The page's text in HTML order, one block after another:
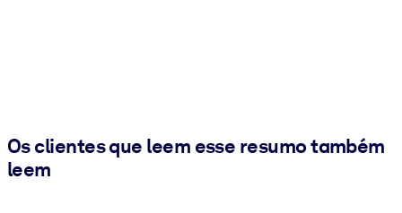
Os clientes que leem esse resumo também
leem